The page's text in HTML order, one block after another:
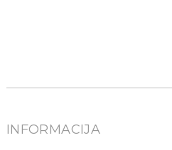
INFORMACIJA